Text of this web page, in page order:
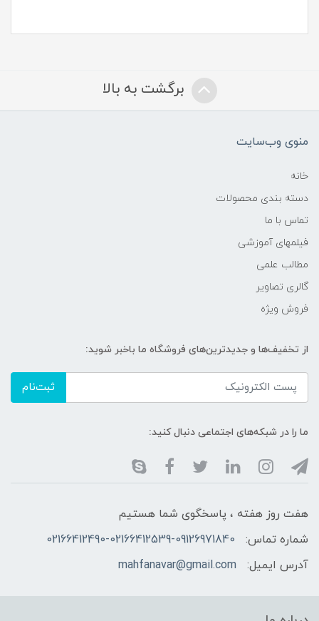
برگشت به بالا
منوی وب‌سایت
خانه
دسته بندی محصولات
تماس با ما
فیلمهای آموزشی
مطالب علمی
گالری تصاویر
فروش ویژه
از تخفیف‌ها و جدیدترین‌های فروشگاه ما باخبر شوید:
ثبت‌نام
ما را در شبکه‌های اجتماعی دنبال کنید:
هفت روز هفته ، پاسخگوی شما هستیم
شماره تماس:
02166412490-02166412539-09126971840
آدرس ایمیل:
mahfanavar@gmail.com